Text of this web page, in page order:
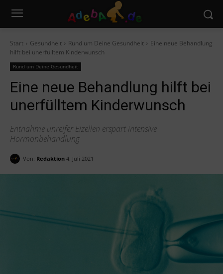
Start Gesundheit Rund um Deine Gesundheit
Eine neue Behandlung
hilft bei unerfülltem Kinderwunsch
Rund um Deine Gesundheit
Eine neue Behandlung hilft bei
unerfülltem Kinderwunsch
Entnahme unreifer Eizellen erspart intensive
Hormonbehandlung
Von: Redaktion 4. Juli 2021